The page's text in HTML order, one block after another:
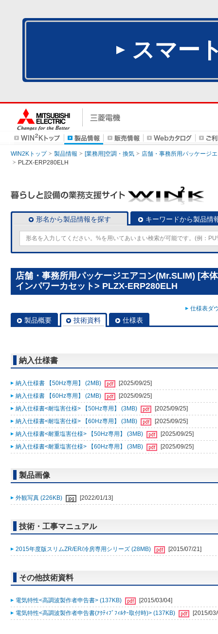
スマー
WIN2Kトップ 製品情報 [業務用]空調・換気
店舗・事務所用パッケージ
PLZX-ERP280ELH
形名から製品情報を探す キーワードから製品情
店舗・事務所用パッケージエアコン(Mr.SLIM) [本
インパワーカセット> PLZX-ERP280ELH
仕様表ダ
製品概要 技術資料 仕様表
納入仕様書
納入仕様書 【50Hz専用】 (2MB)
[2025/09/25]
納入仕様書 【60Hz専用】 (2MB)
[2025/09/25]
納入仕様書<耐塩害仕様> 【50Hz専用】 (3MB)
[2025/09/25]
納入仕様書<耐塩害仕様> 【60Hz専用】 (3MB)
[2025/09/25]
納入仕様書<耐重塩害仕様> 【50Hz専用】 (3MB)
[2025/09/25]
納入仕様書<耐重塩害仕様> 【60Hz専用】 (3MB)
[2025/09/25]
製品画像
外観写真 (226KB) [2022/01/13]
技術・工事マニュアル
2015年度版スリムZR/ER/冷房専用シリーズ (28MB) [2015/07/21]
その他技術資料
電気特性<高調波製作者申告書> (137KB)
[2015/03/04]
電気特性<高調波製作者申告書(ｱｸﾃｨﾌﾞﾌｨﾙﾀｰ取付時)> (137KB)
[2015/